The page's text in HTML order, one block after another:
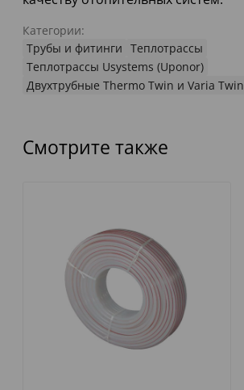
Категории:
Трубы и фитинги Теплотрассы
Теплотрассы Usystems (Uponor)
Двухтрубные Thermo Twin и Varia Twin
Смотрите также